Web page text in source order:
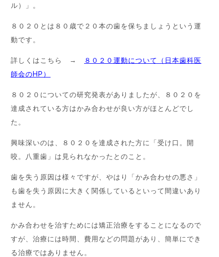
ル）」。
８０２０とは８０歳で２０本の歯を保ちましょうという運
動です。
詳しくはこちら → ８０２０運動について
（日本歯科医
師会のHP）
８０２０についての研究発表がありましたが、８０２０を
達成されている方はかみ合わせが良い方がほとんどでし
た。
興味深いのは、８０２０を達成された方に「受け口。開
咬。八重歯」は見られなかったとのこと。
歯を失う原因は様々ですが、やはり「かみ合わせの悪さ」
も歯を失う原因に大きく関係しているといって間違いあり
ません。
かみ合わせを治すためには矯正治療をすることになるので
すが、治療には時間、費用などの問題があり、簡単にでき
る治療ではありません。